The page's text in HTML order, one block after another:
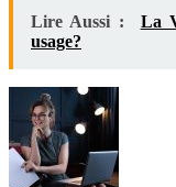
Lire Aussi :
La
usage?